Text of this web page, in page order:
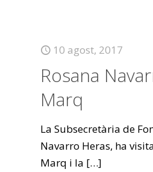
10 agost, 2017
Rosana
Marq
La Subsecretària de
Navarro Heras, ha
Marq i la […]